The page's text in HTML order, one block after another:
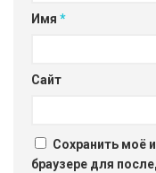
Имя *
Сайт
Сохранить моё
браузере для